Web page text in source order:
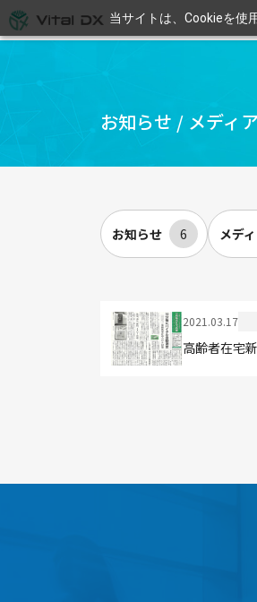
当サイトは、Cookieを使
お知らせ / メディ
お知らせ 6 メデ
2021.03.17
高齢者在宅